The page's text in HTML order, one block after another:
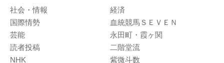
社会・情報
経済
国際情勢
血統競馬ＳＥＶＥＮ
芸能
永田町・霞ヶ関
読者投稿
二階堂流
NHK
紫微斗数